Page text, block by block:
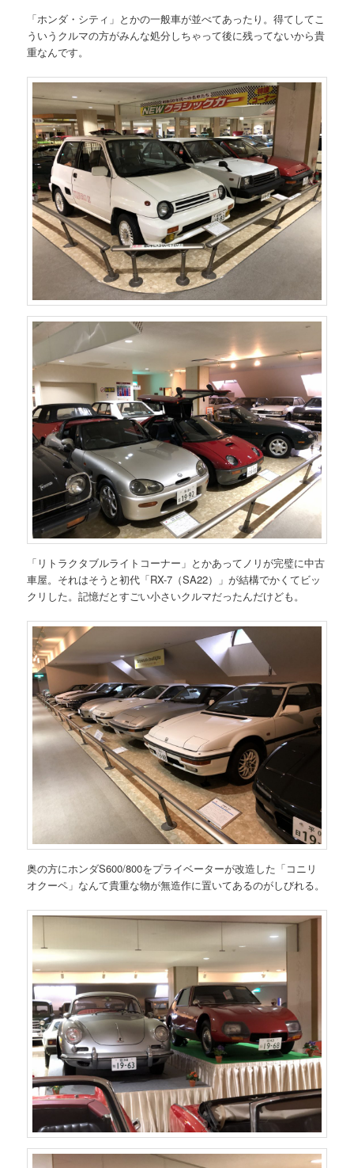
「ホンダ・シティ」とかの一般車が並べてあったり。得てしてこ
ういうクルマの方がみんな処分しちゃって後に残ってないから貴
重なんです。
「リトラクタブルライトコーナー」とかあってノリが完璧に中古
車屋。それはそうと初代「RX-7（SA22）」が結構でかくてビッ
クリした。記憶だとすごい小さいクルマだったんだけども。
奥の方にホンダS600/800をプライベーターが改造した「コニリ
オクーペ」なんて貴重な物が無造作に置いてあるのがしびれる。